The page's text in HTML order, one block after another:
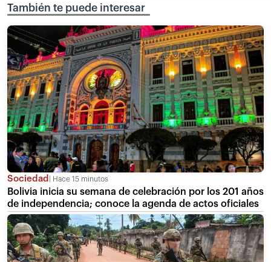
También te puede interesar
Sociedad Hace 15 minutos
Bolivia inicia su semana de celebración por los 201 años
de independencia; conoce la agenda de actos oficiales